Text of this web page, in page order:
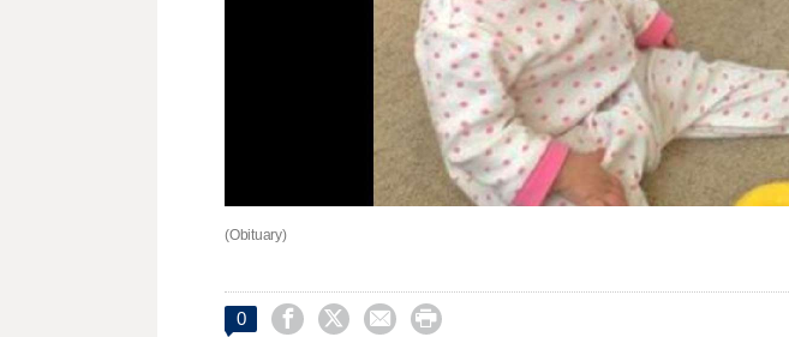
(Obituary)
0    